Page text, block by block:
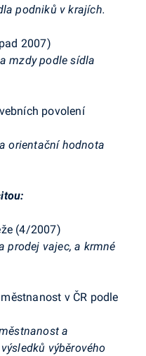
podniků v krajích.
2007)
mzdy podle sídla
povolení
orientační hodnota
(4/2007)
prodej vajec, a krmné
v ČR podle
a
výběrového